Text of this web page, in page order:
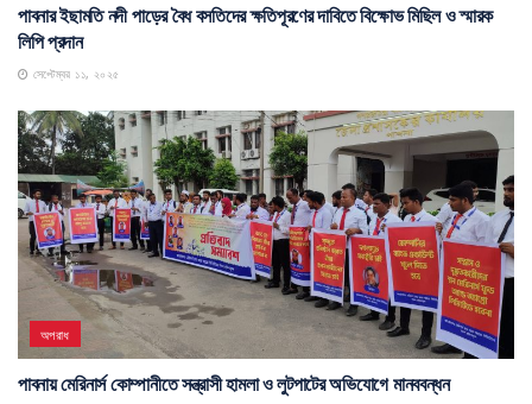
পাবনার ইছামতি নদী পাড়ের বৈধ বসতিদের ক্ষতিপূরণের দাবিতে বিক্ষোভ মিছিল ও স্মারক
লিপি প্রদান
সেপ্টেম্বর ১১, ২০২৫
অপরাধ
পাবনায় মেরিনার্স কোম্পানীতে সন্ত্রাসী হামলা ও লুটপাটের অভিযোগে মানববন্ধন